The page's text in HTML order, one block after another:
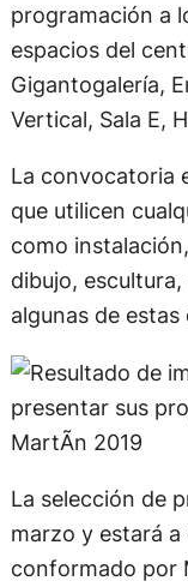
programación a
espacios del
Gigantogalería,
Vertical, Sala E,
La convocatoria
que utilicen
como
dibujo,
algunas de estas
La selección de
marzo y estará
conformado por